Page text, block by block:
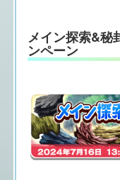
メイン探索&秘
ンペーン